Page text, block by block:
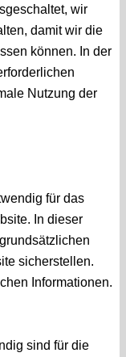
wir
damit wir die
können. In der
Nutzung der
für das
In dieser
sicherstellen.
Informationen.
sind für die